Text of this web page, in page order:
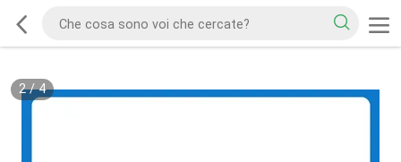
2/4